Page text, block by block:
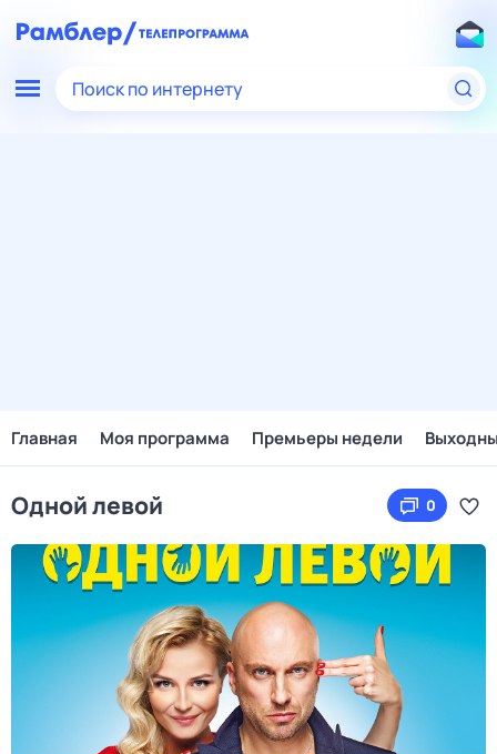
Поиск по интернету
Главная Моя программа Премьеры недели
Одной левой 0